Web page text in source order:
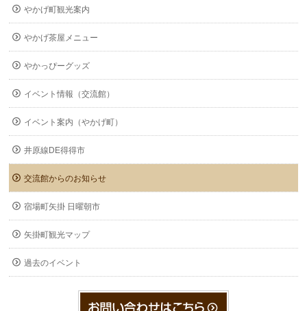
やかげ町観光案内
やかげ茶屋メニュー
やかっぴーグッズ
イベント情報（交流館）
イベント案内（やかげ町）
井原線DE得得市
交流館からのお知らせ
宿場町矢掛 日曜朝市
矢掛町観光マップ
過去のイベント